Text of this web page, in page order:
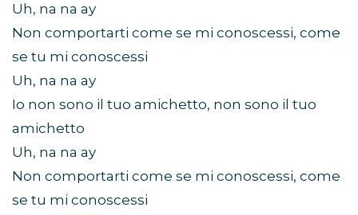
Uh, na na ay
Non comportarti come se mi conoscessi, come
se tu mi conoscessi
Uh, na na ay
Io non sono il tuo amichetto, non sono il tuo
amichetto
Uh, na na ay
Non comportarti come se mi conoscessi, come
se tu mi conoscessi